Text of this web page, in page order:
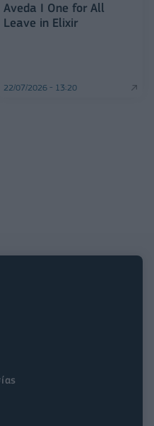
Aveda I One for All
Leave in Elixir
22/07/2026 - 13:20